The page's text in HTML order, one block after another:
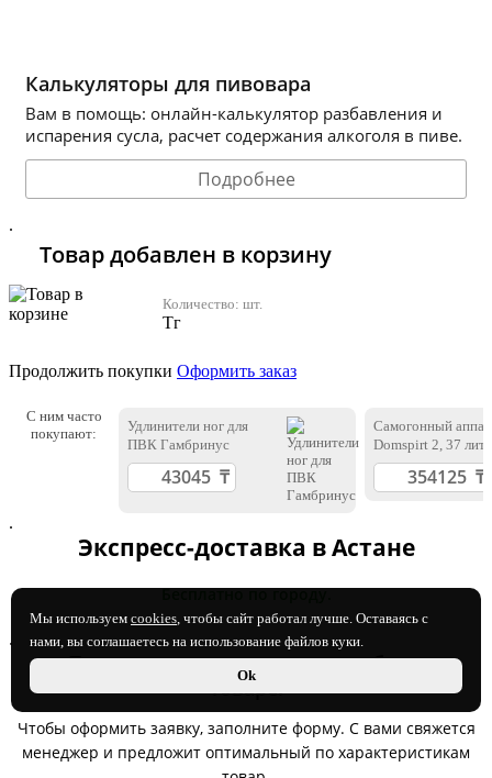
Калькуляторы для пивовара
Вам в помощь: онлайн-калькулятор разбавления и
испарения сусла, расчет содержания алкоголя в пиве.
Подробнее
.
Товар добавлен в корзину
Количество: шт.
Тг
Продолжить покупки Оформить заказ
С ним часто
покупают:
Удлинители ног для
ПВК Гамбринус
Самогонный
Domspirt 2, 37
.
Экспресс-доставка в Астане
Бесплатно по городу.
.
Позвоним и расскажем о подобном
товаре:
Чтобы оформить заявку, заполните форму. С вами свяжется
менеджер и предложит оптимальный по характеристикам
Мы используем cookies, чтобы сайт работал лучше. Оставаясь с
нами, вы соглашаетесь на использование файлов куки.
Ok